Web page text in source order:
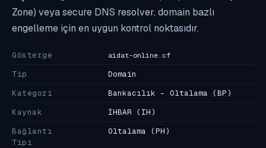
Zone) veya secure DNS resolver, domain bazlı
engelleme için en uygun kontrol noktasıdır.
Gösterge aidat-online.cf
Tip
Domain
Kategori
Bankacılık - Oltalama (BP)
Kaynak
İHBAR (IH)
Bağlantı
Tipi
Oltalama (PH)